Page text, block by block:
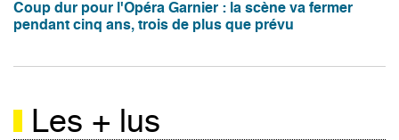
Coup dur pour l'Opéra Garnier : la scène va fermer
pendant cinq ans, trois de plus que prévu
Les + lus